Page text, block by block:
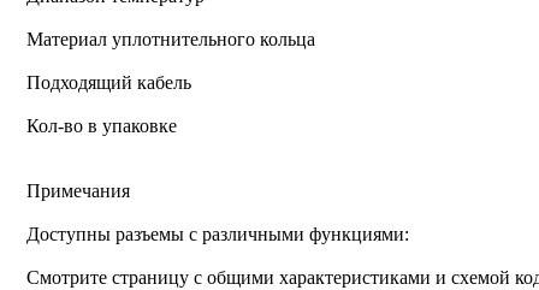
Материал уплотнительного кольца
Подходящий кабель
Кол-во в упаковке
Примечания
Доступны разъемы с различными функциями:
Смотрите страницу с общими характеристиками и схемой